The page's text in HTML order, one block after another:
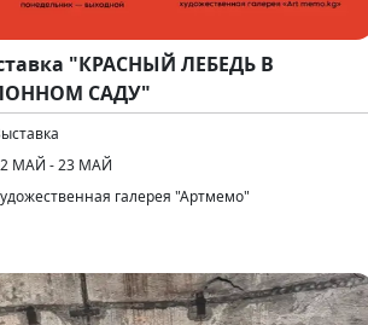
"КРАСНЫЙ ЛЕБЕДЬ В
САДУ"
МАЙ - 23 МАЙ
галерея "Артмемо"